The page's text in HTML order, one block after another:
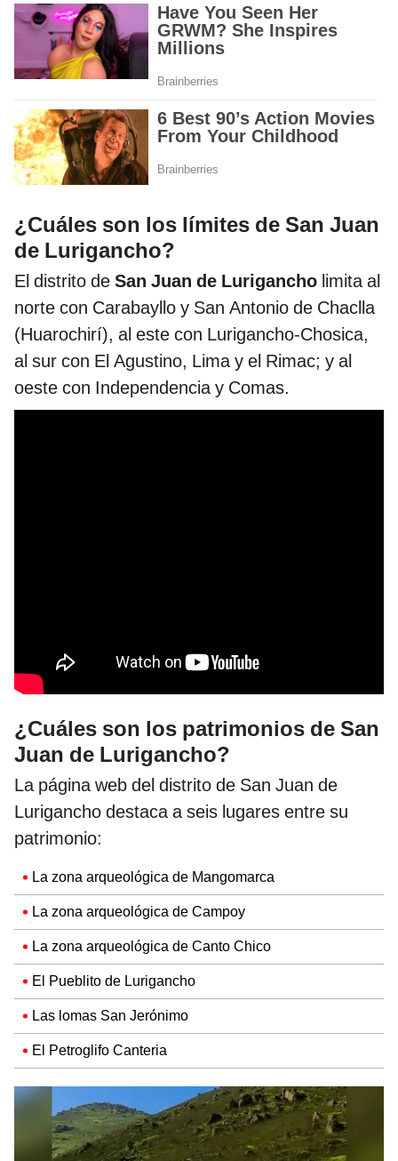
¿Cuáles son los límites de San Juan
de Lurigancho?
El distrito de San Juan de Lurigancho limita al
norte con Carabayllo y San Antonio de Chaclla
(Huarochirí), al este con Lurigancho-Chosica,
al sur con El Agustino, Lima y el Rimac; y al
oeste con Independencia y Comas.
¿Cuáles son los patrimonios de San
Juan de Lurigancho?
La página web del distrito de San Juan de
Lurigancho destaca a seis lugares entre su
patrimonio:
La zona arqueológica de Mangomarca
La zona arqueológica de Campoy
La zona arqueológica de Canto Chico
El Pueblito de Lurigancho
Las lomas San Jerónimo
El Petroglifo Canteria